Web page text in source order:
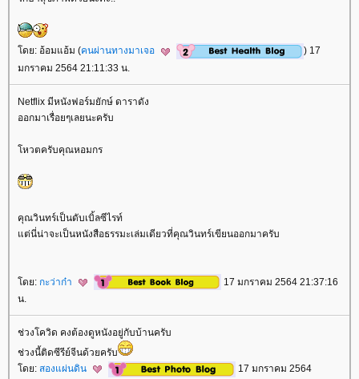
ดย: อ้อมแอ้ม (คนผ่านทางมาเจอ
) 17
มกราคม 2564 21:11:33 น.
Netflix มีหนังฟอร์มยักษ์ ดาราดัง
ออกมาเรื่อยๆเลยนะครับ
หวตครับคุณหอมกร
คุณวินทร์เป็นดับเบิ้ลซีไรท์
ต่นี่น่าจะเป็นหนังสือธรรมะเล่มเดียวที่คุณวินทร์เขียนออกมาครับ
ดย: กะว่าก๋า
17 มกราคม 2564 21:37:16
น.
ช่วงโควิด คงต้องดูหนังอยู่กับบ้านครับ
ช่วงนี้ติดซีรีย์จีนด้วยครับ
ดย: สองแผ่นดิน
17 มกราคม 2564